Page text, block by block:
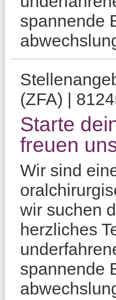
spannende
(ZFA) |
Starte
freuen
Wir sind
wir suchen
herzliches
spannende